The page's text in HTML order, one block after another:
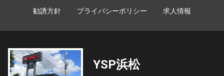
勧誘方針 プライバシーポリシー 求人情報
YSP浜松